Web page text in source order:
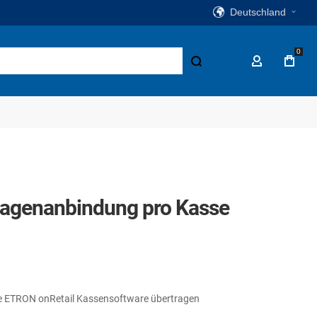
Deutschland
Mein Konto
0
pro Kasse
onRetail Kassensoftware übertragen